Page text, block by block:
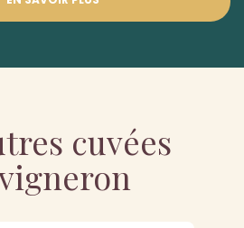
cuvées